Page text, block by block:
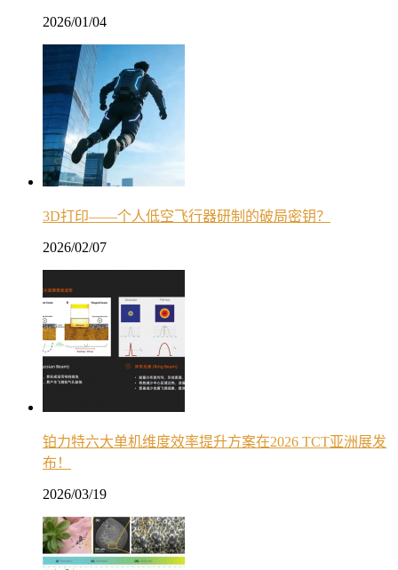
2026/01/04
3D打印——个人低空飞行器研制的破局密钥？
2026/02/07
铂力特六大单机维度效率提升方案在2026 TCT亚洲展发
布！
2026/03/19